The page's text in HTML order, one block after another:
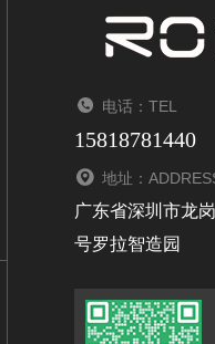
电话：TEL
15818781440
地址：
广东省深圳市龙
号罗拉智造园